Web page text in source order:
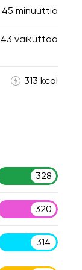
45 minuuttia
43 vaikuttaa
313 kcal
328
320
314